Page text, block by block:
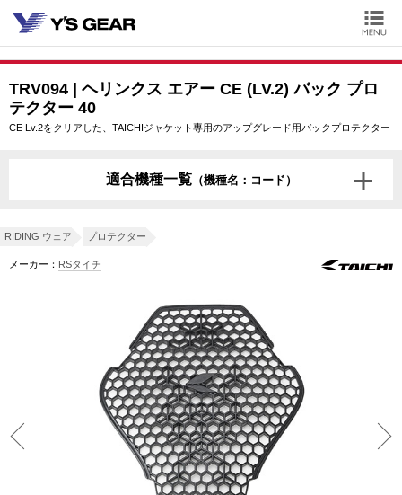
TRV094 | ヘリンクス エアー CE (LV.2) バック プロ
テクター 40
CE Lv.2をクリアした、TAICHIジャケット専用のアップグレード用バックプロテクター
適合機種一覧（機種名：コード）
RIDING ウェア プロテクター
メーカー： RSタイチ